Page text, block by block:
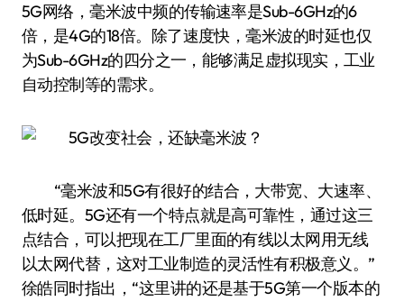
5G网络，毫米波中频的传输速率是Sub-6GHz的6
倍，是4G的18倍。除了速度快，毫米波的时延也仅
为Sub-6GHz的四分之一，能够满足虚拟现实，工业
自动控制等的需求。
“毫米波和5G有很好的结合，大带宽、大速率、
低时延。5G还有一个特点就是高可靠性，通过这三
点结合，可以把现在工厂里面的有线以太网用无线
以太网代替，这对工业制造的灵活性有积极意义。”
徐皓同时指出，“这里讲的还是基于5G第一个版本的